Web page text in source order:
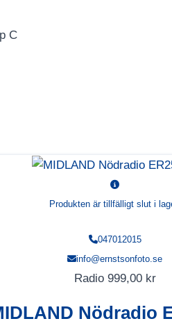
C
Produkten är tillfälligt slut i
047012015
info@ernstsonfoto.se
Radio 999,00 kr
Nödradio